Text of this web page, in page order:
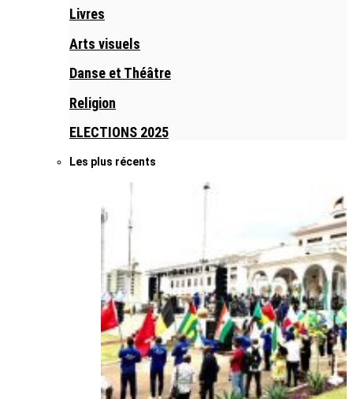
Livres
Arts visuels
Danse et Théâtre
Religion
ELECTIONS 2025
Les plus récents